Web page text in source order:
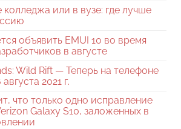
колледжа или в вузе: где лучше
объявить EMUI 10 во время
в августе
Wild Rift — Теперь на телефоне
2021 г.
что только одно исправление
Galaxy S10, заложенных в